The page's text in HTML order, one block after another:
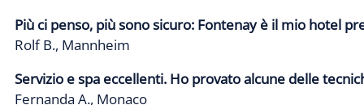
Più ci penso, più sono sicuro: Fontenay è il mio hotel
Rolf B., Mannheim
Servizio e spa eccellenti. Ho provato alcune delle
Fernanda A., Monaco